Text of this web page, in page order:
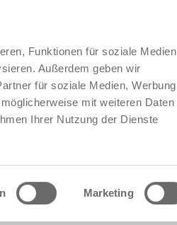
Funktionen für soziale Medien
Außerdem geben wir
für soziale Medien, Werbung
mit weiteren Daten
Ihrer Nutzung der Dienste
Marketing